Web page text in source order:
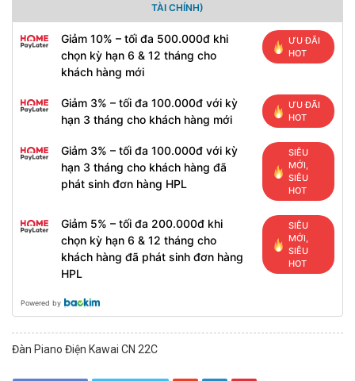
TÀI CHÍNH)
Giảm 10% – tối đa 500.000đ khi
chọn kỳ hạn 6 & 12 tháng cho
khách hàng mới
ƯU ĐÃI
HOT
Giảm 3% – tối đa 100.000đ với kỳ
hạn 3 tháng cho khách hàng mới
ƯU ĐÃI
HOT
Giảm 3% – tối đa 100.000đ với kỳ
hạn 3 tháng cho khách hàng đã
phát sinh đơn hàng HPL
SIÊU
MỚI,
SIÊU
HOT
Giảm 5% – tối đa 200.000đ khi
chọn kỳ hạn 6 & 12 tháng cho
khách hàng đã phát sinh đơn hàng
HPL
SIÊU
MỚI,
SIÊU
HOT
Powered by
Đàn Piano Điện Kawai CN 22C